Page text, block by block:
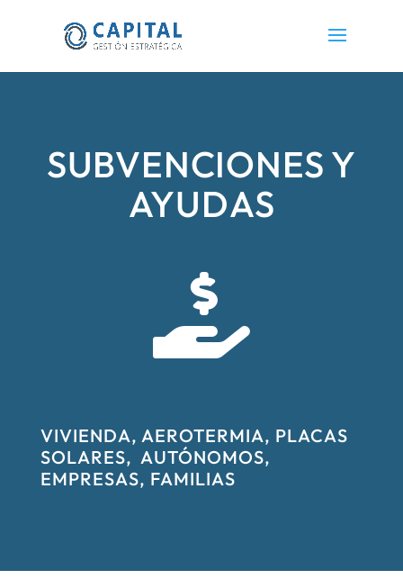
SUBVENCIONES Y
AYUDAS

VIVIENDA, AEROTERMIA, PLACAS
SOLARES, AUTÓNOMOS,
EMPRESAS, FAMILIAS